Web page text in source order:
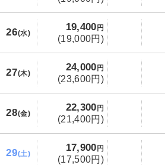
26(水)
19,400 円
(19,000円)
27(木)
24,000 円
(23,600円)
28(金)
22,300 円
(21,400円)
29(土)
17,900 円
(17,500円)